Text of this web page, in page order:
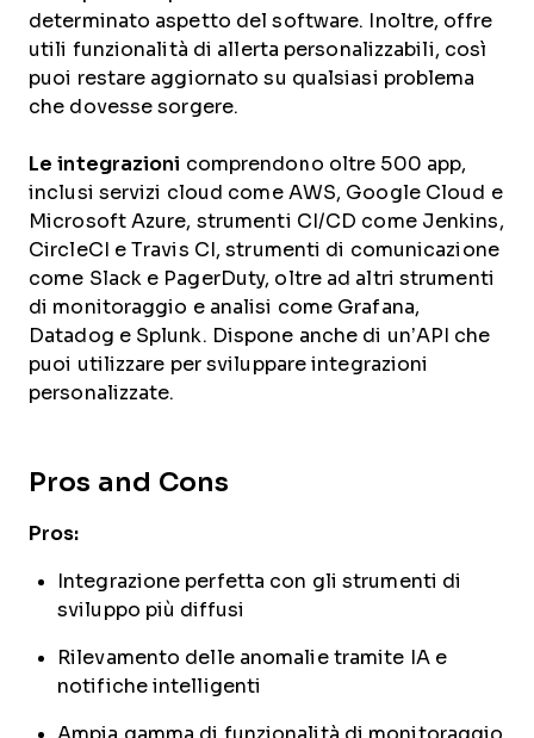
determinato aspetto del software. Inoltre, offre
utili funzionalità di allerta personalizzabili, così
puoi restare aggiornato su qualsiasi problema
che dovesse sorgere.
Le integrazioni comprendono oltre 500 app,
inclusi servizi cloud come AWS, Google Cloud e
Microsoft Azure, strumenti CI/CD come Jenkins,
CircleCI e Travis CI, strumenti di comunicazione
come Slack e PagerDuty, oltre ad altri strumenti
di monitoraggio e analisi come Grafana,
Datadog e Splunk. Dispone anche di un’API che
puoi utilizzare per sviluppare integrazioni
personalizzate.
Pros and Cons
Pros:
Integrazione perfetta con gli strumenti di
sviluppo più diffusi
Rilevamento delle anomalie tramite IA e
notifiche intelligenti
Ampia gamma di funzionalità di monitoraggio